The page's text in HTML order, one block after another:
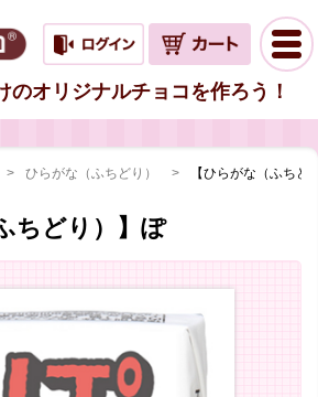
のオリジナルチョコを作ろう！
ひらがな（ふちどり） 【ひらがな（ふちど
ちどり）】ぽ